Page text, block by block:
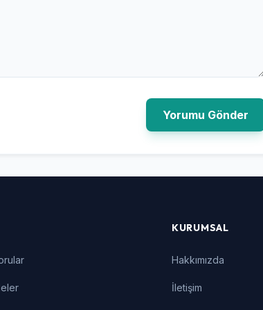
Yorumu Gönder
KURUMSAL
Hakkımızda
İletişim